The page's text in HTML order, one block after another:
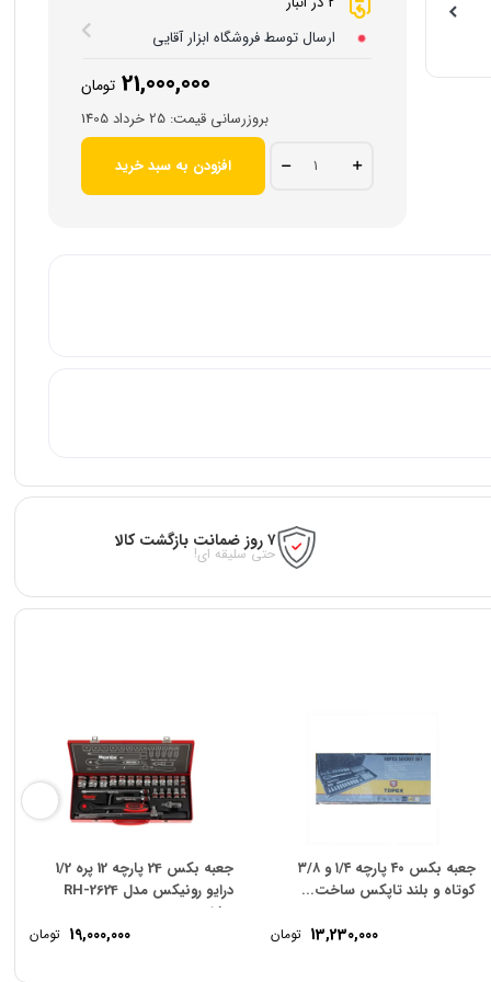
ارسال توسط فروشگاه ابزار آقایی
21,000,000 تومان
بروزرسانی قیمت: 25 خرداد 1405
جعبه
بکس افزودن به سبد خرید
۷ روز ضمانت بازگشت کالا
حتی سلیقه ای!
جعبه بکس ۴۰ پارچه ۱/۴ و ۳/۸
کوتاه و بلند تاپکس ساخت...
13,230,000 تومان
جعبه بکس 24 پارچه 12 پره 1/2
درایو رونیکس مدل RH-2624
ساخت...
19,000,000 تومان